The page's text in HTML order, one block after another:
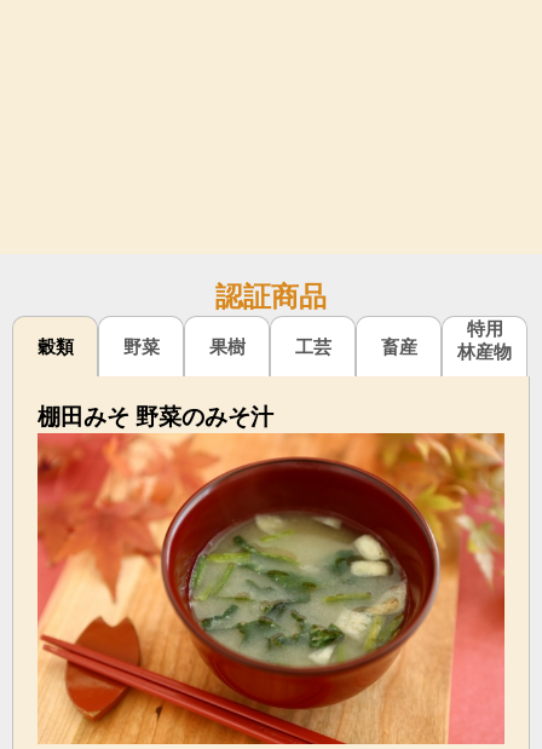
認証商品
穀類 野菜 果樹 工芸 畜産
特用
林産物
棚田みそ 野菜のみそ汁